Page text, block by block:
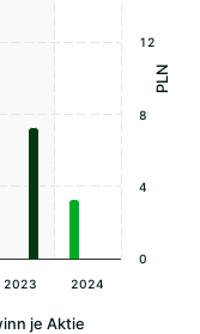
PLN
je Aktie
2023 2024
0
4
8
12